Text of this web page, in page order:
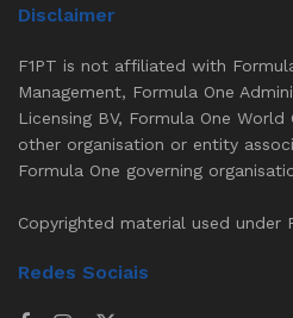
Disclaimer
F1PT is not affiliated with
Management, Formula One
Licensing BV, Formula One
other organisation or entity
Formula One governing
Copyrighted material used under
Redes Sociais